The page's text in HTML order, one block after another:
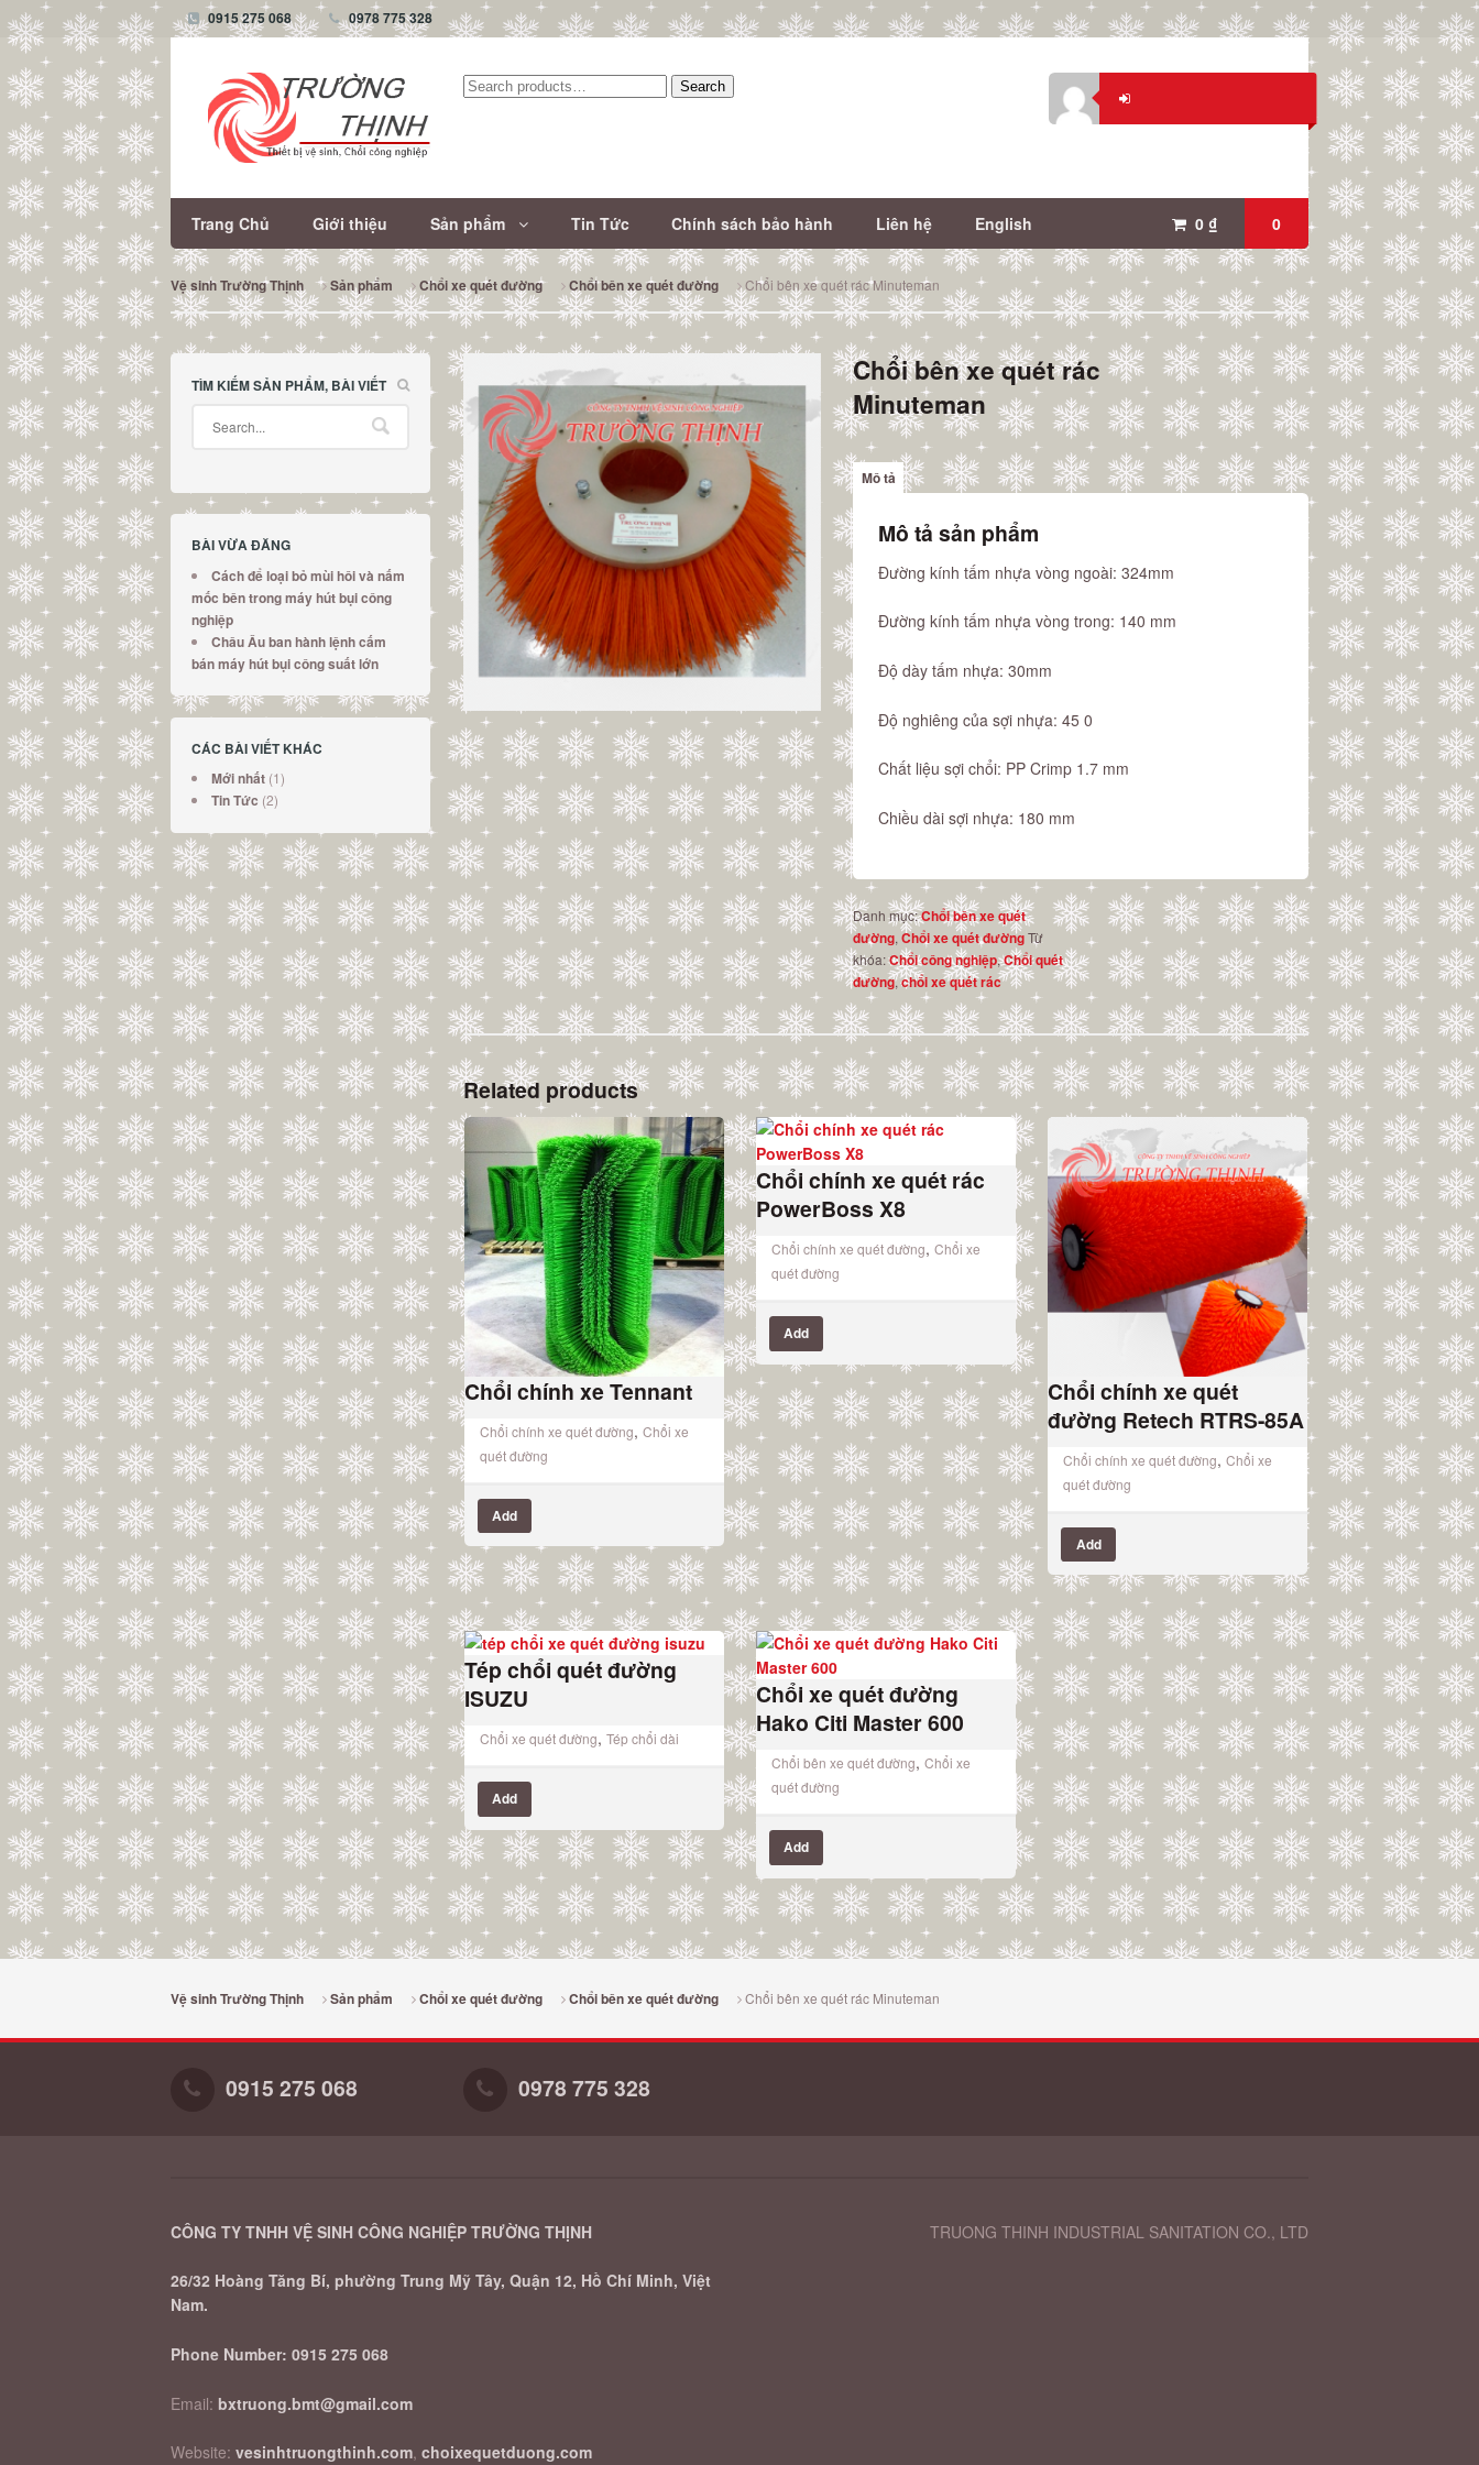
0915 275 068 0978 775 328
Tìm
Search
0 ₫ 0
Trang Chủ Giới thiệu Sản phẩm Tin Tức Chính sách bảo hành Liên hệ English
Vệ sinh Trường Thịnh Sản phẩm Chổi xe quét đường Chổi bên xe quét đường Chổi bên xe quét rác Minuteman
Chổi bên xe quét rác
Minuteman
Mô tả
Mô tả sản phẩm
Đường kính tấm nhựa vòng ngoài: 324mm
Đường kính tấm nhựa vòng trong: 140 mm
Độ dày tấm nhựa: 30mm
Độ nghiêng của sợi nhựa: 45 0
Chất liệu sợi chổi: PP Crimp 1.7 mm
Chiều dài sợi nhựa: 180 mm
Danh mục:Chổi bên xe quét
đường,Chổi xe quét đường Từ
khóa:Chổi công nghiệp,Chổi quét
đường,chổi xe quét rác
Related products
Chổi chính xe Tennant
Chổi chính xe quét đường, Chổi xe
quét đường
Add
Chổi chính xe quét rác
PowerBoss X8
Chổi chính xe quét đường,Chổi xe
quét đường
Add
Chổi chính xe quét
đường Retech RTRS-85A
Chổi chính xe quét đường,Chổi xe
quét đường
Add
Tép chổi quét đường
ISUZU
Chổi xe quét đường, Tép chổi dài
Add
Chổi xe quét đường
Hako Citi Master 600
Chổi bên xe quét đường,Chổi xe
quét đường
Add
TÌM KIẾM SẢN PHẨM, BÀI VIẾT
BÀI VỪA ĐĂNG
Cách để loại bỏ mùi hôi và nấm
mốc bên trong máy hút bụi công
nghiệp
Châu Âu ban hành lệnh cấm
bán máy hút bụi công suất lớn
CÁC BÀI VIẾT KHÁC
Mới nhất (1)
Tin Tức (2)
Vệ sinh Trường Thịnh Sản phẩm Chổi xe quét đường Chổi bên xe quét đường Chổi bên xe quét rác Minuteman
0915 275 068 0978 775 328
CÔNG TY TNHH VỆ SINH CÔNG NGHIỆP TRƯỜNG THỊNH
26/32 Hoàng Tăng Bí, phường Trung Mỹ Tây, Quận 12, Hồ Chí Minh, Việt
Nam.
Phone Number: 0915 275 068
Email: bxtruong.bmt@gmail.com
Website: vesinhtruongthinh.com, choixequetduong.com
TRUONG THINH INDUSTRIAL SANITATION CO., LTD